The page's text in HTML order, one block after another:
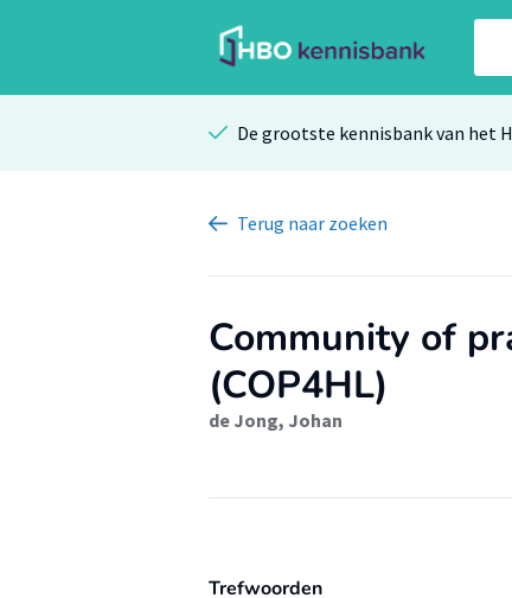
De grootste kennisbank van het
Terug naar zoeken
Community of
(COP4HL)
de Jong, Johan
Trefwoorden